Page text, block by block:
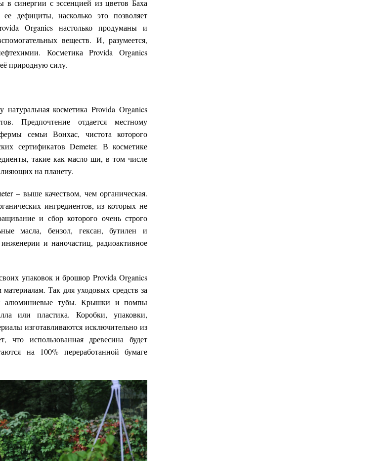
в синергии с эссенцией из цветов Баха
дефициты, насколько это позволяет
Organics настолько продуманы и
веществ. И, разумеется,
Косметика Provida Organics
природную силу.
косметика Provida Organics
Предпочтение отдается местному
семьи Вонхас, чистота которого
сертификатов Demeter. В косметике
такие как масло ши, в том числе
на планету.
– выше качеством, чем органическая.
ингредиентов, из которых не
и сбор которого очень строго
масла, бензол, гексан, бутилен и
и наночастиц, радиоактивное
упаковок и брошюр Provida Organics
Так для уходовых средств за
и алюминиевые тубы. Крышки и помпы
или пластика. Коробки, упаковки,
изготавливаются исключительно из
что использованная древесина будет
на 100% переработанной бумаге